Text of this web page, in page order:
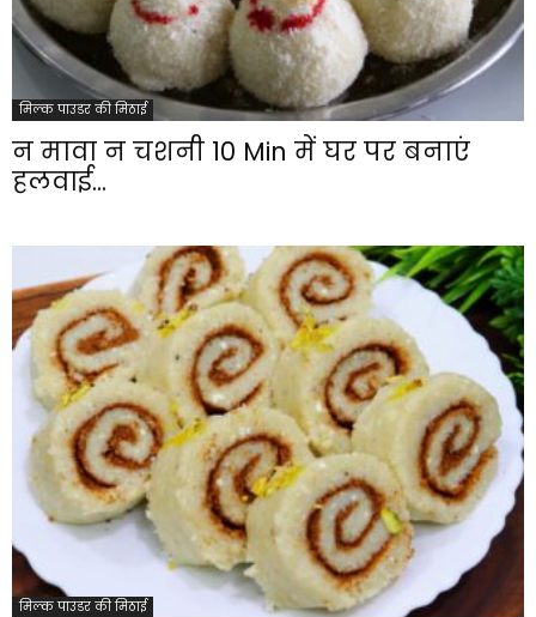
मिल्क पाउडर की मिठाई
न मावा न चशनी 10 Min में घर पर बनाएं
हलवाई...
मिल्क पाउडर की मिठाई